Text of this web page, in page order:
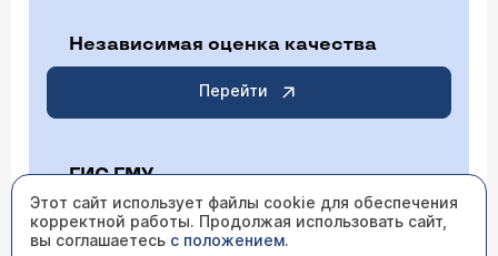
Независимая оценка качества
Перейти
ГИС ГМУ
Перейти
Этот сайт использует файлы cookie для обеспечения
корректной работы. Продолжая использовать сайт,
вы соглашаетесь с положением.